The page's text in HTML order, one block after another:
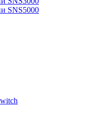
SNS5000